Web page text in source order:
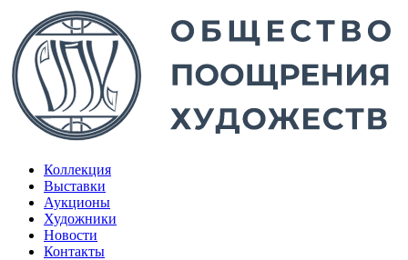
Коллекция
Выставки
Аукционы
Художники
Новости
Контакты